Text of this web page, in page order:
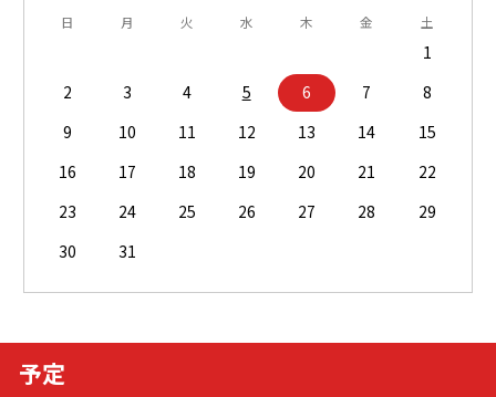
日 月 火 水 木 金 土
1
2
3 4 5 6 7
8
9
10 11 12 13 14
15
16
17 18 19 20 21
22
23
24 25 26 27 28
29
30
31
予定